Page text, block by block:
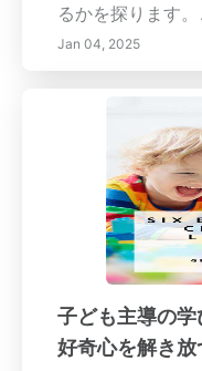
する方法を探り
わせた魅力的で
法を探求しなが
私たちに参加し
に、ぜひ続きを
るかを探ります
室における文化
む家族の役割、
教師の関与をど
めの革新的な方
題、及び理解と
たす重要な役割
祝福され、すべ
じ、参加してい
共に参加しまし
Jan 04, 2025
子ども主導の学
好奇心を解き放